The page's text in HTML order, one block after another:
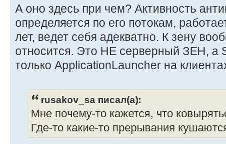
А оно здесь при чем? Активность
определяется по его потокам,
лет, ведет себя адекватно. К зену
относится. Это НЕ серверный ЗЕН, а
только ApplicationLauncher на
rusakov_sa писал(а):
Мне почему-то кажется, что
Где-то какие-то прерывания